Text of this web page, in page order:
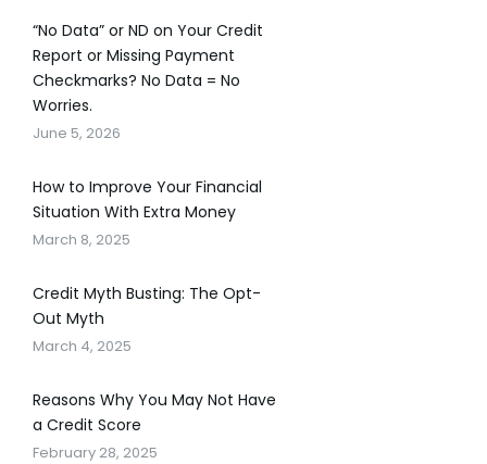
“No Data” or ND on Your Credit
Report or Missing Payment
Checkmarks? No Data = No
Worries.
June 5, 2026
How to Improve Your Financial
Situation With Extra Money
March 8, 2025
Credit Myth Busting: The Opt-
Out Myth
March 4, 2025
Reasons Why You May Not Have
a Credit Score
February 28, 2025